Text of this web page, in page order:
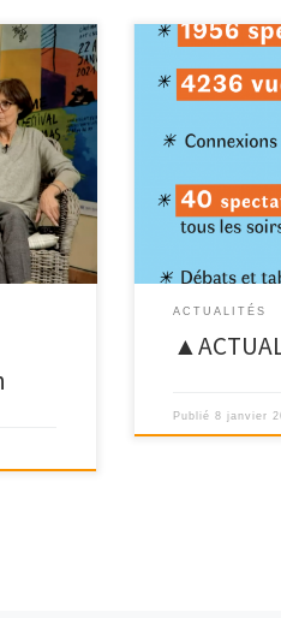
le jeudi
[MISE A JOUR
gouvernement
ACTUALITÉS
Publié8 janvier